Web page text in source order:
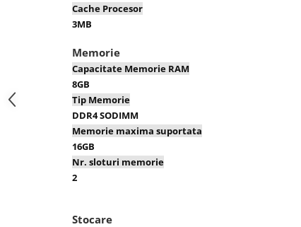
Cache Procesor
3MB
Memorie
Capacitate Memorie RAM
8GB
Tip Memorie
DDR4 SODIMM
Memorie maxima suportata
16GB
Nr. sloturi memorie
2
Stocare